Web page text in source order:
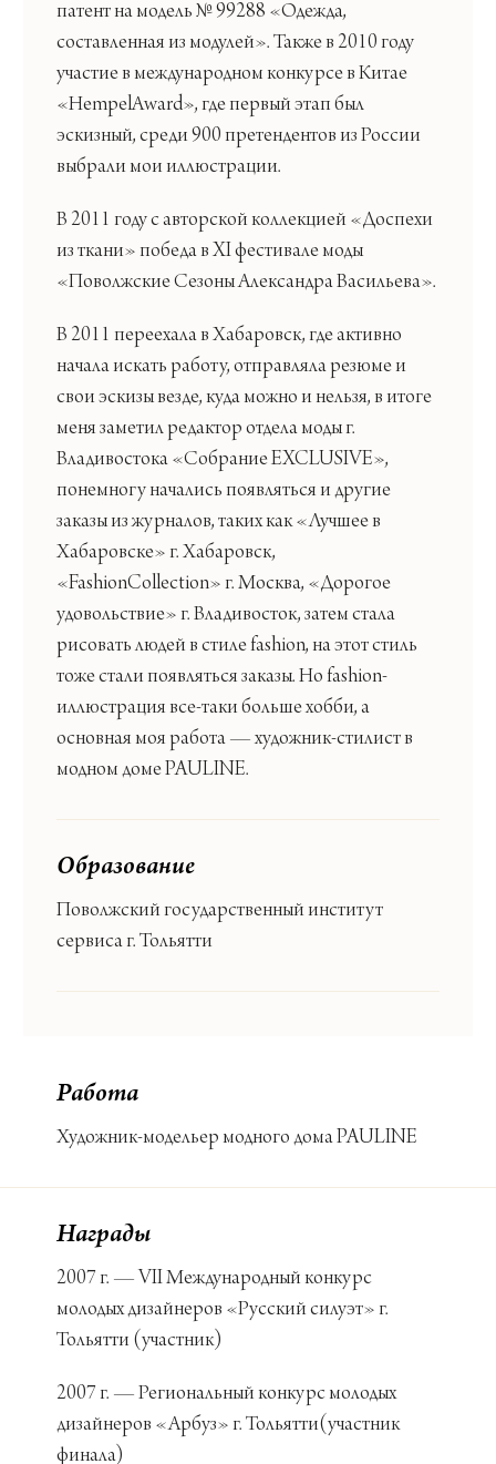
патент на модель № 99288 «Одежда,
составленная из модулей». Также в 2010 году
участие в международном конкурсе в Китае
«НempelАward», где первый этап был
эскизный, среди 900 претендентов из России
выбрали мои иллюстрации.
В 2011 году с авторской коллекцией «Доспехи
из ткани» победа в XIфестивале моды
«Поволжские Сезоны Александра Васильева».
В 2011 переехала в Хабаровск, где активно
начала искать работу, отправляла резюме и
свои эскизы везде, куда можно и нельзя, в итоге
меня заметил редактор отдела моды г.
Владивостока «СобраниеEXCLUSIVE»,
понемногу начались появляться и другие
заказы из журналов, таких как «Лучшее в
Хабаровске» г. Хабаровск,
«FashionCollection» г. Москва, «Дорогое
удовольствие» г. Владивосток, затем стала
рисовать людей в стилеfashion, на этот стиль
тоже стали появляться заказы. Но fashion-
иллюстрация все-таки больше хобби, а
основная моя работа — художник-стилист в
модном доме PAULINE.
Образование
Поволжский государственный институт
сервиса г. Тольятти
Работа
Художник-модельер модного дома PAULINE
Награды
2007 г. — VII Международный конкурс
молодых дизайнеров «Русский силуэт» г.
Тольятти (участник)
2007 г. — Региональный конкурс молодых
дизайнеров «Арбуз» г. Тольятти(участник
финала)